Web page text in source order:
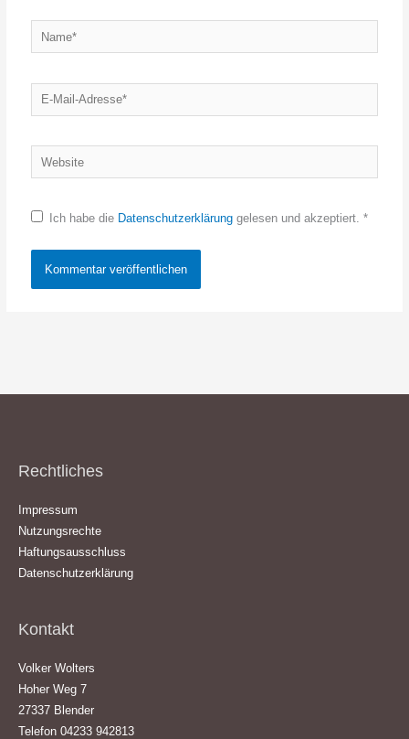
Name*
E-
Mail-
Website
Ich habe die Datenschutzerklärunggelesen und akzeptiert. *
Rechtliches
Impressum
Nutzungsrechte
Haftungsausschluss
Datenschutzerklärung
Kontakt
Volker Wolters
Hoher Weg 7
27337 Blender
Telefon 04233 942813